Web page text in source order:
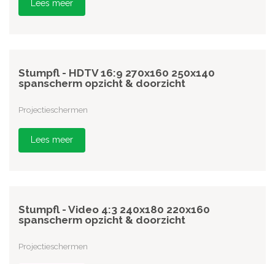
Lees meer
Stumpfl - HDTV 16:9 270x160 250x140
spanscherm opzicht & doorzicht
Projectieschermen
Lees meer
Stumpfl - Video 4:3 240x180 220x160
spanscherm opzicht & doorzicht
Projectieschermen